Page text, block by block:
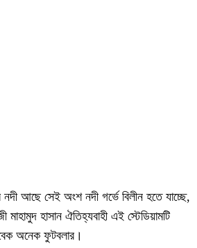
নদী আছে সেই অংশ নদী গর্ভে বিলীন হতে যাচ্ছে,
হাসান ঐতিহ্যবাহী এই স্টেডিয়ামটি
অনেক ফুটবলার।